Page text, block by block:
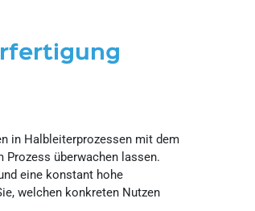
in Halbleiterprozessen mit dem
überwachen lassen.
eine konstant hohe
welchen konkreten Nutzen